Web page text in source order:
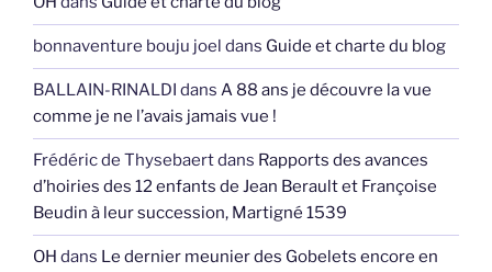
bonnaventure bouju joel dans Guide et charte du blog
BALLAIN-RINALDI dans A 88 ans je découvre la vue
comme je ne l’avais jamais vue !
Frédéric de Thysebaertdans Rapports des avances
d’hoiries des 12 enfants de Jean Berault et Françoise
Beudin à leur succession, Martigné 1539
OH dans Le dernier meunier des Gobelets encore en